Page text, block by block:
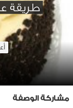
طريقة
مشاركة الوصفة